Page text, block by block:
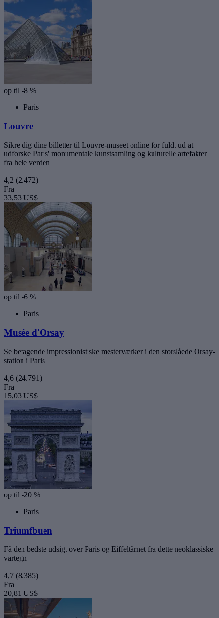
op til -8 %
Paris
Louvre
Sikre dig dine billetter til Louvre-museet online for fuldt ud at
udforske Paris' monumentale kunstsamling og kulturelle artefakter
fra hele verden
4,2 (2.472)
Fra
33,53 US$
op til -6 %
Paris
Musée d'Orsay
Se betagende impressionistiske mesterværker i den storslåede Orsay-
station i Paris
4,6 (24.791)
Fra
15,03 US$
op til -20 %
Paris
Triumfbuen
Få den bedste udsigt over Paris og Eiffeltårnet fra dette neoklassiske
vartegn
4,7 (8.385)
Fra
20,81 US$